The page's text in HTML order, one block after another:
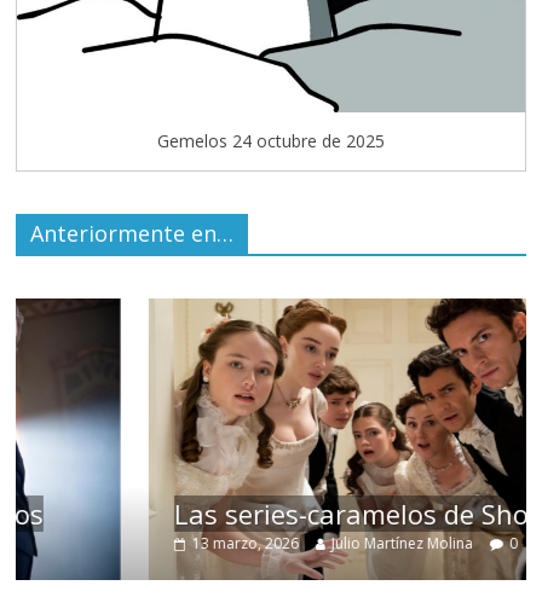
Gemelos 24 octubre de 2025
Anteriormente en…
Las series-caramelos de Shondaland
Julio Martínez Molina 0